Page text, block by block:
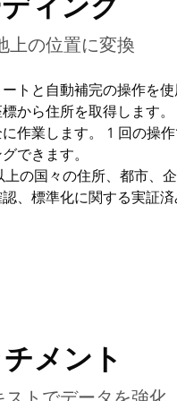
上の位置に変換
トと自動補完の操作を
から住所を取得します。
作業します。 1 回の操
できます。
の国々の住所、都市、
、標準化に関する実証
メント